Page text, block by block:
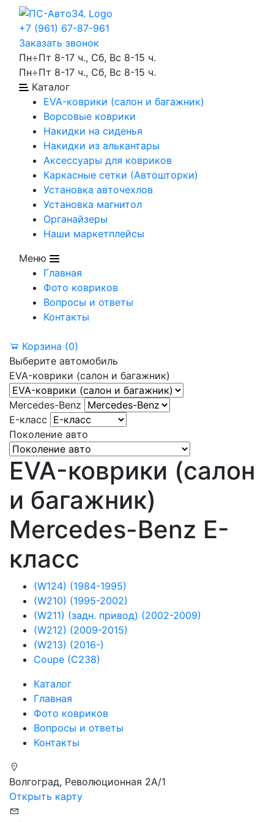
+7 (961) 67-87-961
Заказать звонок
Пн÷Пт 8-17 ч., Сб, Вс 8-15 ч.
Пн÷Пт 8-17 ч., Сб, Вс 8-15 ч.
Каталог
EVA-коврики (салон и багажник)
Ворсовые коврики
Накидки на сиденья
Накидки из алькантары
Аксессуары для ковриков
Каркасные сетки (Автошторки)
Установка авточехлов
Установка магнитол
Органайзеры
Наши маркетплейсы
Меню
Главная
Фото ковриков
Вопросы и ответы
Контакты
Корзина (0)
Выберите автомобиль
EVA-коврики (салон и багажник)
Mercedes-Benz
E-класс
Поколение авто
EVA-коврики (салон
и багажник)
Mercedes-Benz E-
класс
(W124) (1984-1995)
(W210) (1995-2002)
(W211) (задн. привод) (2002-2009)
(W212) (2009-2015)
(W213) (2016-)
Coupe (C238)
Каталог
Главная
Фото ковриков
Вопросы и ответы
Контакты
Волгоград, Революционная 2А/1
Открыть карту